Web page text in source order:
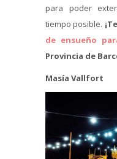
para poder
tiempo posible.
de ensueño
Provincia de
Masía Vallfort